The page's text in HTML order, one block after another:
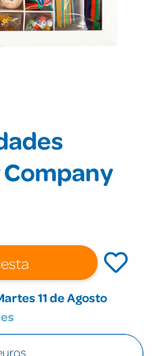
11 de Agosto